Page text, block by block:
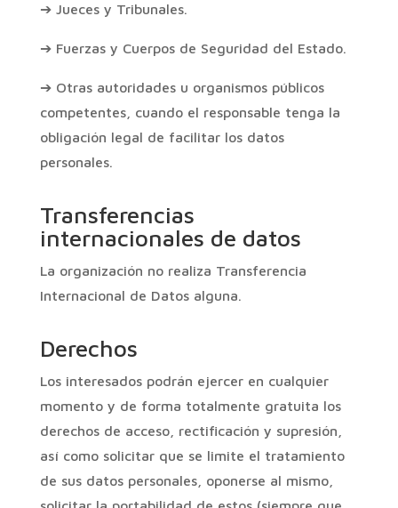
➔ Jueces y Tribunales.
➔ Fuerzas y Cuerpos de Seguridad del Estado.
➔ Otras autoridades u organismos públicos
competentes, cuando el responsable tenga la
obligación legal de facilitar los datos
personales.
Transferencias
internacionales de datos
La organización no realiza Transferencia
Internacional de Datos alguna.
Derechos
Los interesados podrán ejercer en cualquier
momento y de forma totalmente gratuita los
derechos de acceso, rectificación y supresión,
así como solicitar que se limite el tratamiento
de sus datos personales, oponerse al mismo,